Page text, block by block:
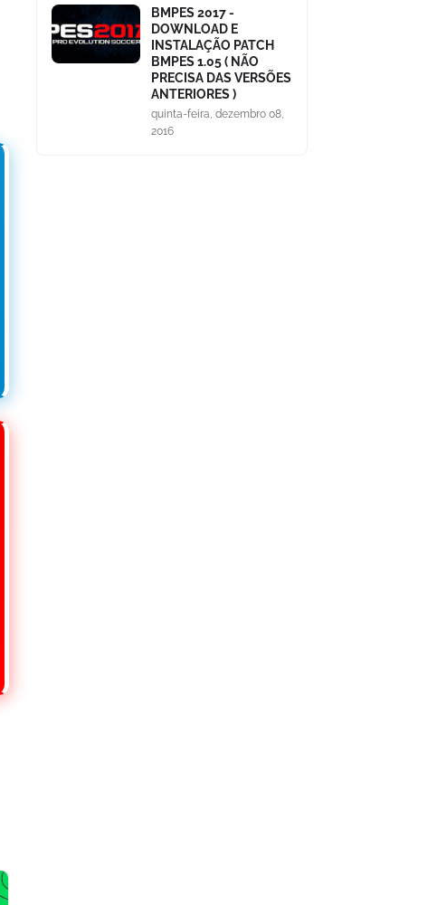
BMPES 2017 -
DOWNLOAD E
INSTALAÇÃO PATCH
BMPES 1.05 ( NÃO
PRECISA DAS VERSÕES
ANTERIORES )
quinta-feira, dezembro 08,
2016